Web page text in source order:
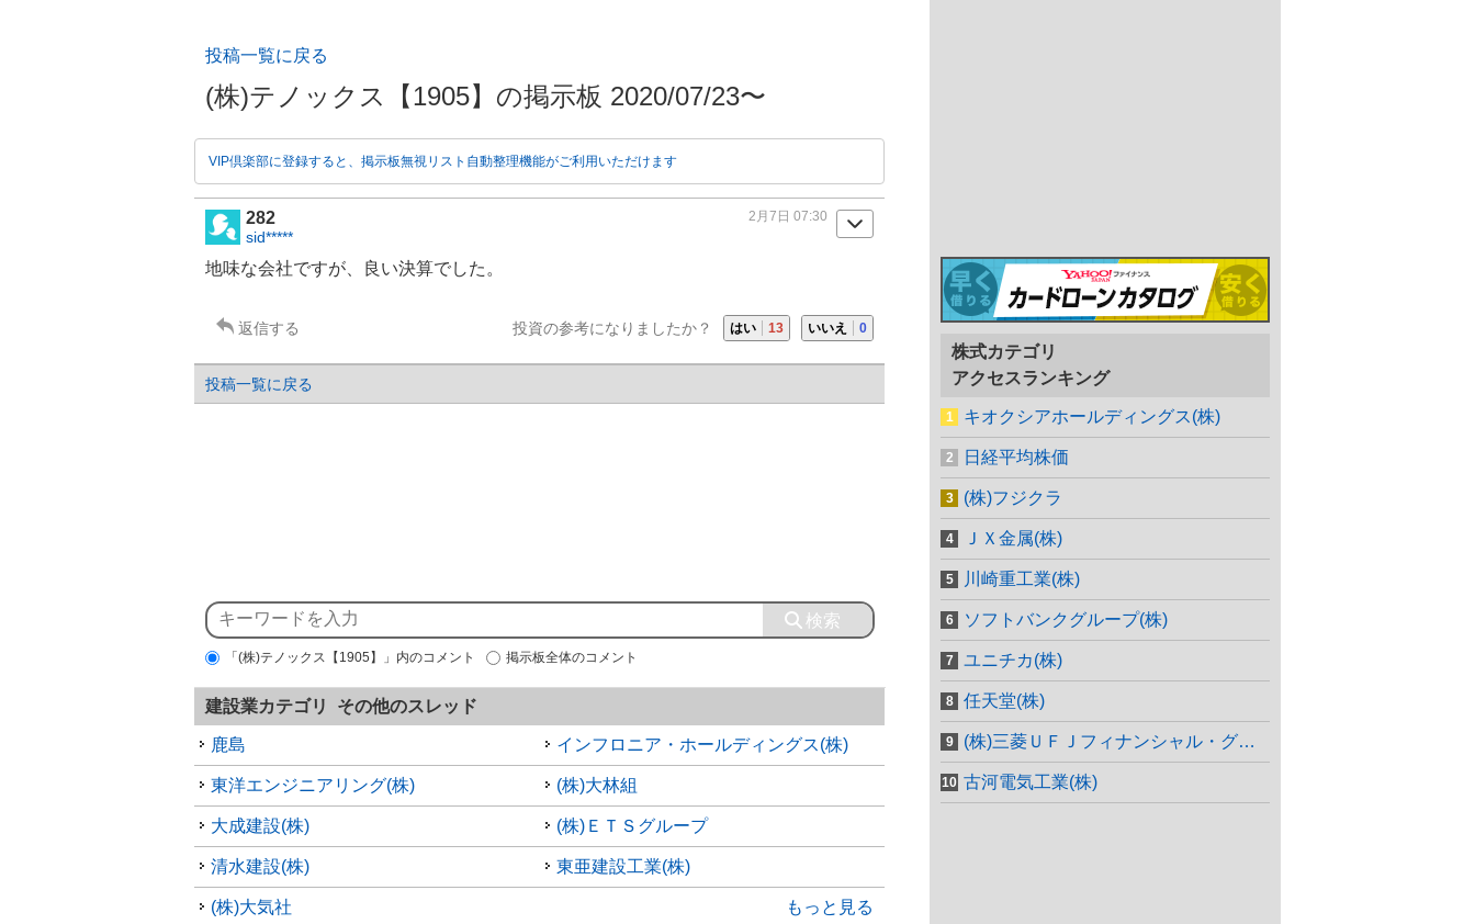
投稿一覧に戻る
(株)テノックス【1905】の掲示板 2020/07/23〜
VIP倶楽部に登録すると、掲示板無視リスト自動整理機能がご利用いただけます
282
sid*****
2月7日 07:30
地味な会社ですが、良い決算でした。
返信する 投資の参考になりましたか？ はい 13 いいえ 0
投稿一覧に戻る
「(株)テノックス【1905】」内のコメント 掲示板全体のコメント
建設業カテゴリ その他のスレッド
鹿島 インフロニア・ホールディングス(株)
東洋エンジニアリング(株) (株)大林組
大成建設(株) (株)ＥＴＳグループ
清水建設(株) 東亜建設工業(株)
(株)大気社 もっと見る
株式カテゴリ
アクセスランキング
キオクシアホールディングス(株)
日経平均株価
(株)フジクラ
ＪＸ金属(株)
川崎重工業(株)
ソフトバンクグループ(株)
ユニチカ(株)
任天堂(株)
(株)三菱ＵＦＪフィナンシャル・グループ
古河電気工業(株)